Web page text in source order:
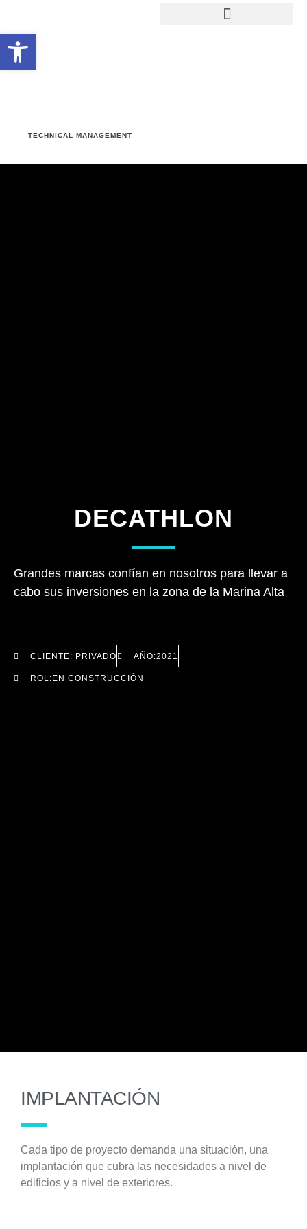
TECHNICAL MANAGEMENT
DECATHLON
Grandes marcas confían en nosotros para llevar a
cabo sus inversiones en la zona de la Marina Alta
CLIENTE: PRIVADO AÑO:2021
ROL:EN CONSTRUCCIÓN
IMPLANTACIÓN
Cada tipo de proyecto demanda una situación, una
implantación que cubra las necesidades a nivel de
edificios y a nivel de exteriores.
Werkzeugleiste öffnen